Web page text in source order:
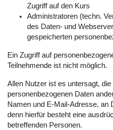
Zugriff auf den Kurs
Administratoren (techn.
des Daten- und
gespeicherten
Ein Zugriff auf
Teilnehmende ist nicht möglich.
Allen Nutzer ist es untersagt,
personenbezogenen Daten
Namen und E-Mail-Adresse, an
denn hierfür besteht eine
betreffenden Personen.